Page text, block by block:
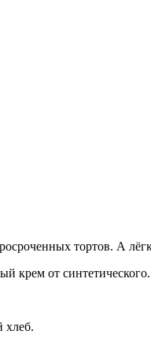
тортов. А
крем от синтетического.
хлеб.